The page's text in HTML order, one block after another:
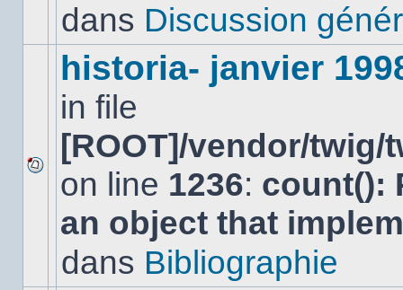
sujet.
dans Discussion
Aucun
nouveau
message
non-
dans
historia- janvier
in file
[ROOT]/vendor/
on line 1236: count():
an object that
dans Bibliographie